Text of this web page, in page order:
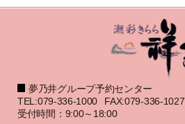
夢乃井グループ予約センター
TEL:079-336-1000
FAX:079-336-1027
受付時間：9:00～18:00